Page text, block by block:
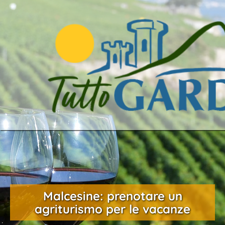
Malcesine: prenotare un
agriturismo per le vacanze